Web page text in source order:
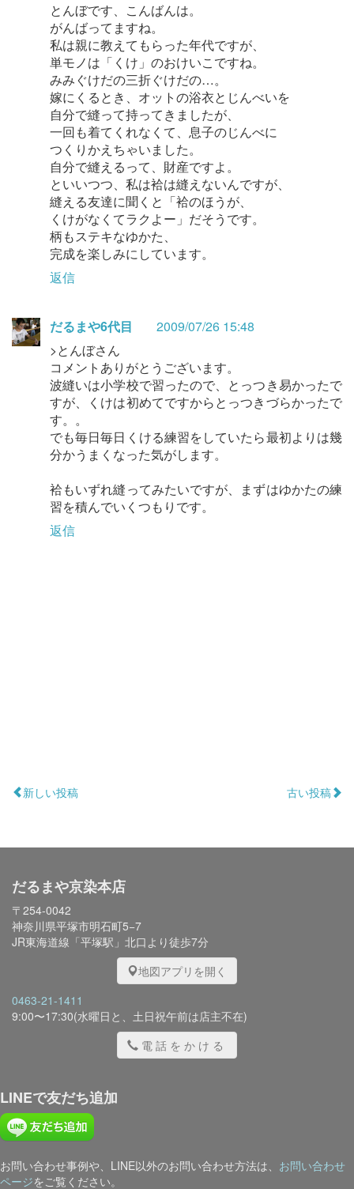
とんぼです、こんばんは。
がんばってますね。
私は親に教えてもらった年代ですが、
単モノは「くけ」のおけいこですね。
みみぐけだの三折ぐけだの…。
嫁にくるとき、オットの浴衣とじんべいを
自分で縫って持ってきましたが、
一回も着てくれなくて、息子のじんべに
つくりかえちゃいました。
自分で縫えるって、財産ですよ。
といいつつ、私は袷は縫えないんですが、
縫える友達に聞くと「袷のほうが、
くけがなくてラクよー」だそうです。
柄もステキなゆかた、
完成を楽しみにしています。
返信
だるまや6代目
2009/07/26 15:48
>とんぼさん
コメントありがとうございます。
波縫いは小学校で習ったので、とっつき易かったで
すが、くけは初めてですからとっつきづらかったで
す。。
でも毎日毎日くける練習をしていたら最初よりは幾
分かうまくなった気がします。
袷もいずれ縫ってみたいですが、まずはゆかたの練
習を積んでいくつもりです。
返信
新しい投稿 古い投稿
だるまや京染本店
〒254-0042
神奈川県平塚市明石町5−7
JR東海道線「平塚駅」北口より徒歩7分
地図アプリを開く
0463-21-1411
9:00〜17:30(水曜日と、土日祝午前は店主不在)
電話をかける
LINEで友だち追加
お問い合わせ事例や、LINE以外のお問い合わせ方法は、 お問い合わせ
ページをご覧ください。